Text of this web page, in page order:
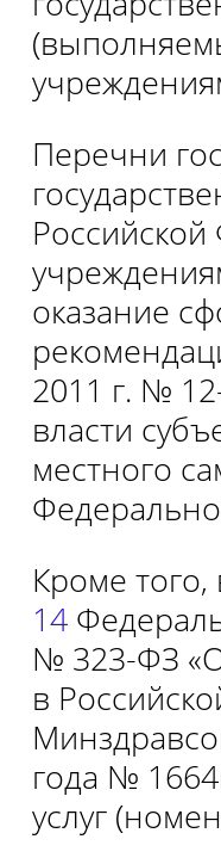
Перечни
оказание
2011 г. №
власти
местного
Кроме того,
14
№ 323-ФЗ
в
года №
услуг